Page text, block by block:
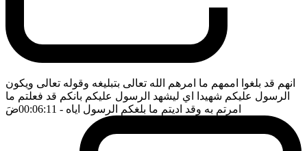
انهم قد بلغوا اممهم ما امرهم الله تعالى بتبليغه وقوله تعالى ويكون
الرسول عليكم شهيدا اي ليشهد الرسول عليكم بانكم قد فعلتم ما
امرتم به وقد اديتم ما بلغكم الرسول اياه - 00:06:11 ضَ